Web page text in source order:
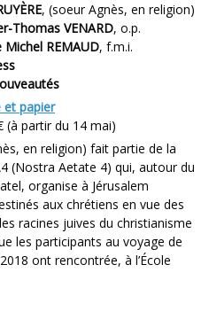
, (soeur Agnès, en religion)
Thomas VENARD, o.p.
Michel REMAUD, f.m.i.
et papier
(à partir du 14 mai)
en religion) fait partie de la
(Nostra Aetate 4) qui, autour du
organise à Jérusalem
aux chrétiens en vue des
racines juives du christianisme
les participants au voyage de
2018 ont rencontrée, à l’École